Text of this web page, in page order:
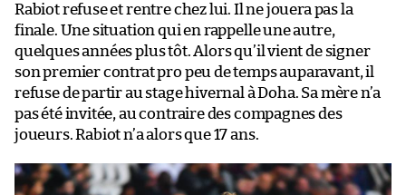
Rabiot refuse et rentre chez lui. Il ne jouera pas la
finale. Une situation qui en rappelle une autre,
quelques années plus tôt. Alors qu’il vient de signer
son premier contrat pro peu de temps auparavant, il
refuse de partir au stage hivernal à Doha. Sa mère n’a
pas été invitée, au contraire des compagnes des
joueurs. Rabiot n’a alors que 17 ans.